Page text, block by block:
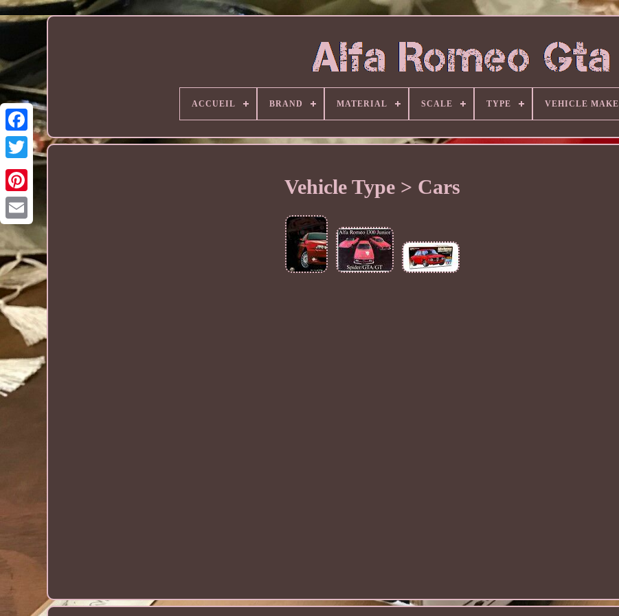
ACCUEIL BRAND MATERIAL SCALE TYPE VEHICLE MAKE
Vehicle Type > Cars